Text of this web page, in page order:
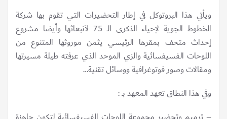
ويأتي هذا البروتوكل في إطار التحضيرات التي تقوم بها شركة
الخطوط الجوية لإحياء الذكرى الــ 75 لٱنبعاثها وأيضا مشروع
إحداث متحف بمقرها الرئيسي يثمن موروثها المتنوع من
اللوحات الفسيفسائية والزي الموحد الذي عرفته طيلة مسيرتها
ومقالات وصور فوتوغرافية ووسائل تقنية…
وفي هذا النطاق تعهد المعهد بــ :